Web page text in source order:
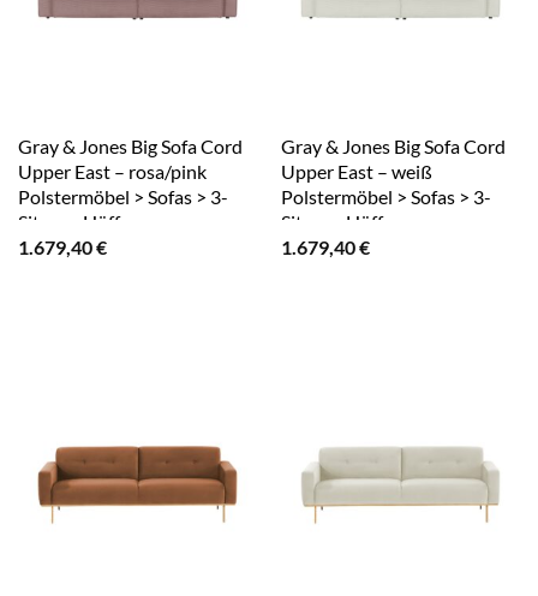
Gray & Jones Big Sofa Cord
Upper East – rosa/pink
Polstermöbel > Sofas > 3-
Sitzer – Höffner
1.679,40€
Gray & Jones Big Sofa Cord
Upper East – weiß
Polstermöbel > Sofas > 3-
Sitzer – Höffner
1.679,40€